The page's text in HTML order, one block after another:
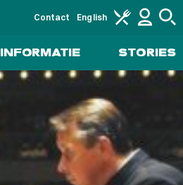
INFORMATIE STORIES
Contact English